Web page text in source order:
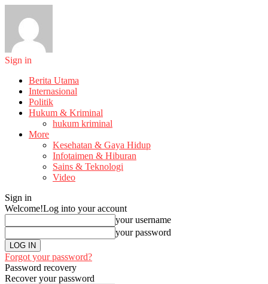
Sign in
Berita Utama
Internasional
Politik
Hukum & Kriminal
hukum kriminal
More
Kesehatan & Gaya Hidup
Infotaimen & Hiburan
Sains & Teknologi
Video
Sign in
Welcome!Log into your account
your username
your password
Forgot your password?
Password recovery
Recover your password